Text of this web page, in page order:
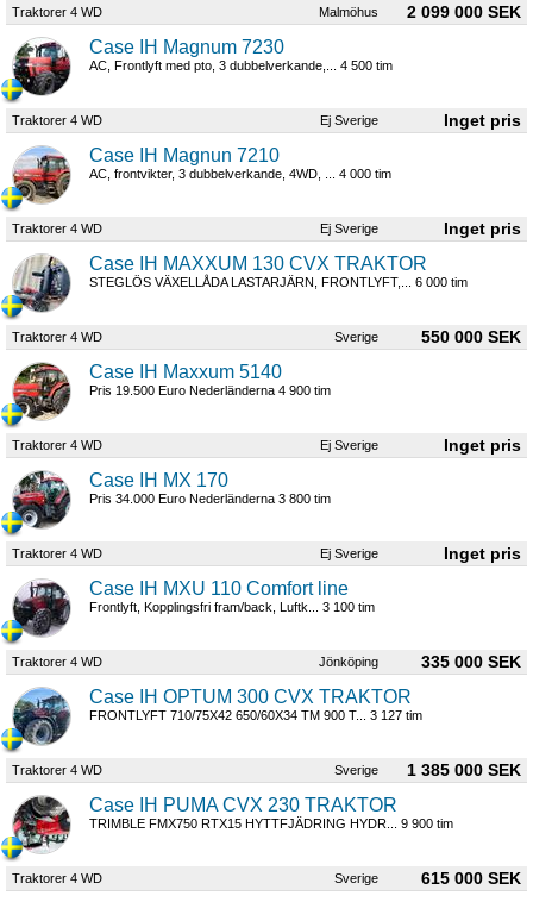
Traktorer 4 WD Malmöhus 2 099 000 SEK
Case IH Magnum 7230
AC, Frontlyft med pto, 3 dubbelverkande,... 4 500 tim
Traktorer 4 WD Ej Sverige
Case IH Magnun 7210
AC, frontvikter, 3 dubbelverkande, 4WD, ... 4 000 tim
Traktorer 4 WD Ej Sverige
Case IH MAXXUM 130 CVX TRAKTOR
STEGLÖS VÄXELLÅDA LASTARJÄRN, FRONTLYFT,... 6 000 tim
Traktorer 4 WD Sverige 550 000 SEK
Case IH Maxxum 5140
Pris 19.500 Euro Nederländerna 4 900 tim
Traktorer 4 WD Ej Sverige
Case IH MX 170
Pris 34.000 Euro Nederländerna 3 800 tim
Traktorer 4 WD Ej Sverige
Case IH MXU 110 Comfort line
Frontlyft, Kopplingsfri fram/back, Luftk... 3 100 tim
Traktorer 4 WD Jönköping 335 000 SEK
Case IH OPTUM 300 CVX TRAKTOR
FRONTLYFT 710/75X42 650/60X34 TM 900 T... 3 127 tim
Traktorer 4 WD Sverige 1 385 000 SEK
Case IH PUMA CVX 230 TRAKTOR
TRIMBLE FMX750 RTX15 HYTTFJÄDRING HYDR... 9 900 tim
Traktorer 4 WD Sverige 615 000 SEK